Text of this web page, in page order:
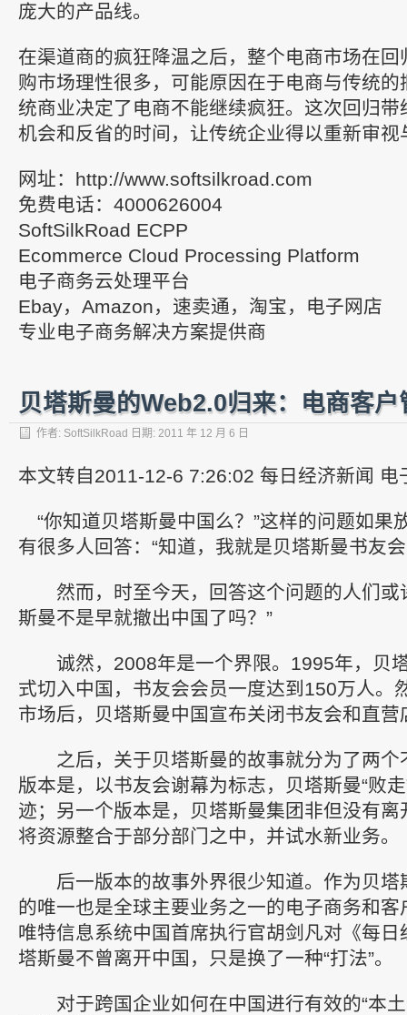
庞大的产品线。
在渠道商的疯狂降温之后，整个电商市场在
购市场理性很多，可能原因在于电商与传统
统商业决定了电商不能继续疯狂。这次回归
机会和反省的时间，让传统企业得以重新审
网址：http://www.softsilkroad.com
免费电话：4000626004
SoftSilkRoad ECPP
Ecommerce Cloud Processing Platform
电子商务云处理平台
Ebay，Amazon，速卖通，淘宝，电子网店
专业电子商务解决方案提供商
贝塔斯曼的Web2.0归来：电商客户
作者: SoftSilkRoad 日期: 2011 年 12 月 6 日
本文转自2011-12-6 7:26:02 每日经济新闻 电
“你知道贝塔斯曼中国么？”这样的问题如果
有很多人回答：“知道，我就是贝塔斯曼书友
然而，时至今天，回答这个问题的人们或
斯曼不是早就撤出中国了吗？”
诚然，2008年是一个界限。1995年，贝
式切入中国，书友会会员一度达到150万人。
市场后，贝塔斯曼中国宣布关闭书友会和直营
之后，关于贝塔斯曼的故事就分为了两个
版本是，以书友会谢幕为标志，贝塔斯曼“败
迹；另一个版本是，贝塔斯曼集团非但没有
将资源整合于部分部门之中，并试水新业务。
后一版本的故事外界很少知道。作为贝塔
的唯一也是全球主要业务之一的电子商务和
唯特信息系统中国首席执行官胡剑凡对《每
塔斯曼不曾离开中国，只是换了一种“打法”。
对于跨国企业如何在中国进行有效的“本土